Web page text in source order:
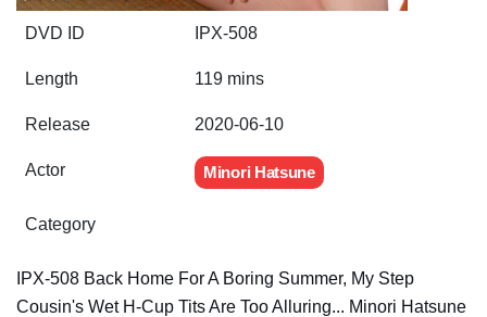
DVD ID IPX-508
Length 119 mins
Release 2020-06-10
Actor Minori Hatsune
Category
IPX-508 Back Home For A Boring Summer, My Step
Cousin's Wet H-Cup Tits Are Too Alluring... Minori Hatsune